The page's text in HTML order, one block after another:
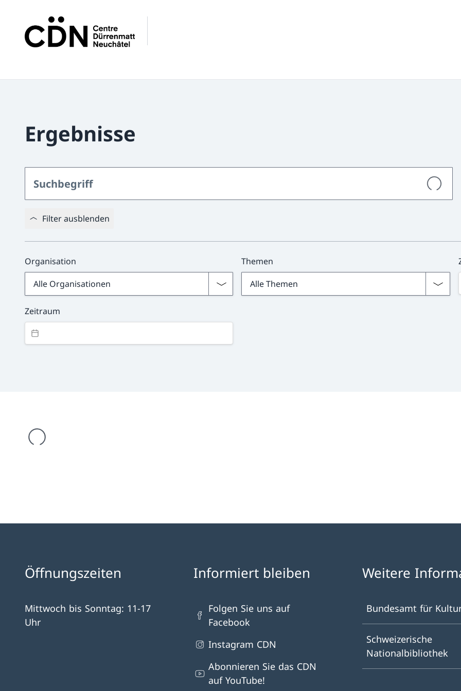
Ergebnisse
Filter ausblenden
Organisation Themen
Zeitraum
werden geladen
Öffnungszeiten
Mittwoch bis Sonntag: 11-17
Uhr
Informiert bleiben
Folgen Sie uns auf
Facebook
Instagram CDN
Abonnieren Sie das CDN
auf YouTube!
Weitere
Bundesamt für
Schweizerische
Nationalbibliothek